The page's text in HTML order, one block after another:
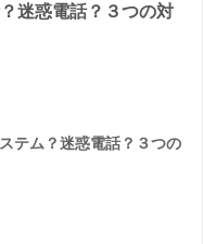
迷惑電話？３つの対
テム？迷惑電話？３つの